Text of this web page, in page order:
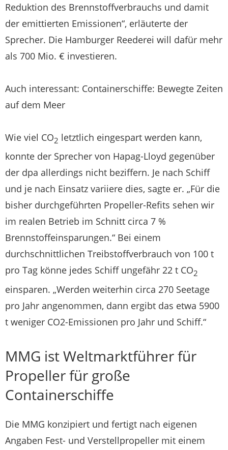
Reduktion des Brennstoffverbrauchs und damit
der emittierten Emissionen“, erläuterte der
Sprecher. Die Hamburger Reederei will dafür mehr
als 700 Mio. € investieren.
Auch interessant: Containerschiffe: Bewegte Zeiten
auf dem Meer
Wie viel CO2 letztlich eingespart werden kann,
konnte der Sprecher von Hapag-Lloyd gegenüber
der dpa allerdings nicht beziffern. Je nach Schiff
und je nach Einsatz variiere dies, sagte er. „Für die
bisher durchgeführten Propeller-Refits sehen wir
im realen Betrieb im Schnitt circa 7 %
Brennstoffeinsparungen.“ Bei einem
durchschnittlichen Treibstoffverbrauch von 100 t
pro Tag könne jedes Schiff ungefähr 22 t CO2
einsparen. „Werden weiterhin circa 270 Seetage
pro Jahr angenommen, dann ergibt das etwa 5900
t weniger CO2-Emissionen pro Jahr und Schiff.“
MMG ist Weltmarktführer für
Propeller für große
Containerschiffe
Die MMG konzipiert und fertigt nach eigenen
Angaben Fest- und Verstellpropeller mit einem